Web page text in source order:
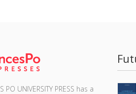
PO UNIVERSITY PRESS has a